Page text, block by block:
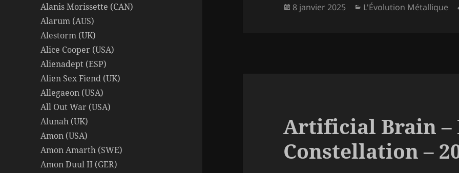
Alanis Morissette (CAN)
Alarum (AUS)
Alestorm (UK)
Alice Cooper (USA)
Alienadept (ESP)
Alien Sex Fiend (UK)
Allegaeon (USA)
All Out War (USA)
Alunah (UK)
Amon (USA)
Amon Amarth (SWE)
Amon Duul II (GER)
Publié
8 janvier 2025 Catégories
L'Évolution Métallique
Artificial Brain
Constellation –